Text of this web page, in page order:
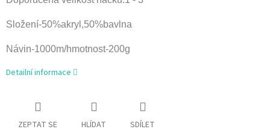
Složení-50%akryl,50%bavlna
Návin-1000m/hmotnost-200g
Detailní informace
ZEPTAT SE HLÍDAT SDÍLET